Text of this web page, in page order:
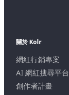
關於 Kolr
網紅行銷專案
AI 網紅搜尋平台
創作者計畫